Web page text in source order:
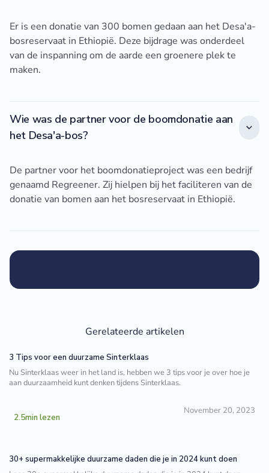
Er is een donatie van 300 bomen gedaan aan het Desa'a-
bosreservaat in Ethiopië. Deze bijdrage was onderdeel
van de inspanning om de aarde een groenere plek te
maken.
Wie was de partner voor de boomdonatie aan
het Desa'a-bos?
De partner voor het boomdonatieproject was een bedrijf
genaamd Regreener. Zij hielpen bij het faciliteren van de
donatie van bomen aan het bosreservaat in Ethiopië.
Gerelateerde artikelen
3 Tips voor een duurzame Sinterklaas
Nu Sinterklaas weer in het land is, hebben we 3 tips voor je over hoe je
aan duurzaamheid kunt denken tijdens Sinterklaas.
2.5min lezen
November 20, 2023
30+ supermakkelijke duurzame daden die je in 2024 kunt doen